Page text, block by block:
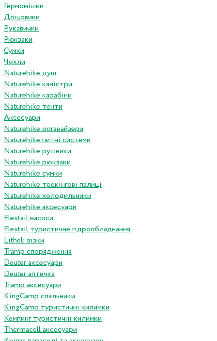
Гермомішки
Дощовики
Рукавички
Рюкзаки
Сумки
Чохли
Naturehike душ
Naturehike каністри
Naturehike карабіни
Naturehike тенти
Аксесуари
Naturehike органайзери
Naturehike питні системи
Naturehike рушники
Naturehike рюкзаки
Naturehike сумки
Naturehike трекінгові палиці
Naturehike холодильники
Naturehike аксесуари
Flextail насоси
Flextail туристичне гідрообладнання
Litheli візки
Tramp спорядження
Deuter аксесуари
Deuter аптечка
Tramp аксесуари
KingCamp спальники
KingCamp туристичні килимки
Кемпинг туристичні килимки
Thermacell аксесуари